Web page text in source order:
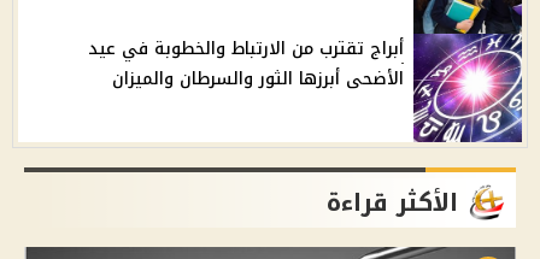
أبراج تقترب من الارتباط والخطوبة في عيد
الأضحى أبرزها الثور والسرطان والميزان
الأكثر قراءة